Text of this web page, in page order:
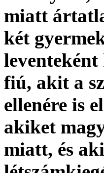
miatt
két
fiú, akit a
ellenére is
akiket
miatt, és